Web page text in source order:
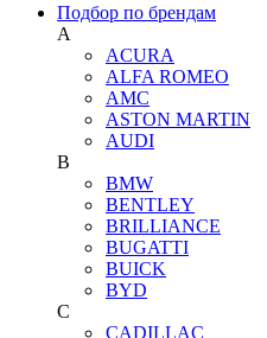
Подбор по брендам
A
ACURA
ALFA ROMEO
AMC
ASTON MARTIN
AUDI
B
BMW
BENTLEY
BRILLIANCE
BUGATTI
BUICK
BYD
C
CADILLAC